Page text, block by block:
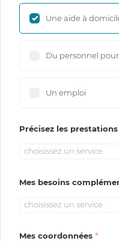
Une aide à
Du personnel
Un emploi
Précisez les
choisissez un service
Mes besoins
choisissez un service
Mes coordonnées